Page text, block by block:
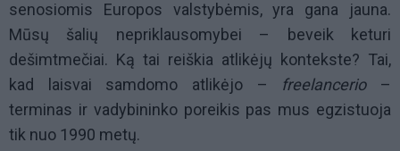
senosiomis Europos valstybėmis, yra gana jauna.
Mūsų šalių nepriklausomybei – beveik keturi
dešimtmečiai. Ką tai reiškia atlikėjų kontekste? Tai,
kad laisvai samdomo atlikėjo – freelancerio–
terminas ir vadybininko poreikis pas mus egzistuoja
tik nuo 1990 metų.